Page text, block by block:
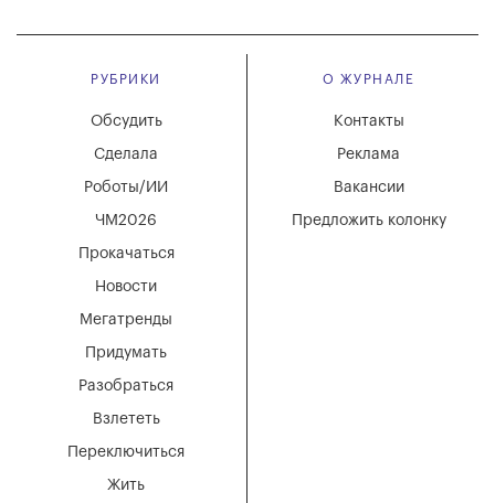
РУБРИКИ
Мегатренды
Придумать
Разобраться
Взлететь
Новости
Переключиться
Жить
Обсудить
Сделала
Роботы/ИИ
ЧМ2026
Прокачаться
О ЖУРНАЛЕ
Вакансии
Реклама
Контакты
Предложить колонку